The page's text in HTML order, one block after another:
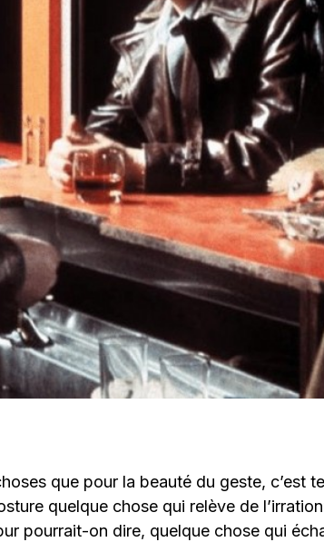
que pour la beauté du geste, c’est
quelque chose qui relève de
pourrait-on dire, quelque chose qui